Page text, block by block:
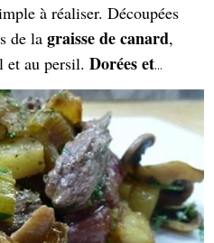
à réaliser. Découpées
de la graisse de canard,
et au persil. Dorées et
à merveille confits,
incarnant la richesse du